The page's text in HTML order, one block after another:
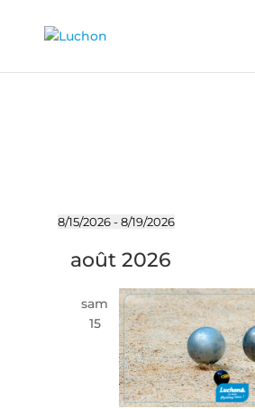
Évènements
8/15/2026 - 8/19/2026
une
août 2026
sam
15